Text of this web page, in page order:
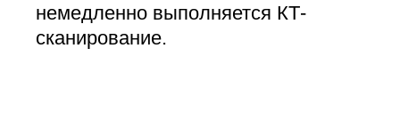
немедленно выполняется КТ-
сканирование.